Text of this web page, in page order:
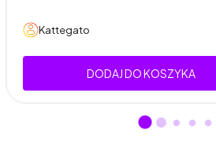
Kattegato
DODAJ DO KOSZYKA